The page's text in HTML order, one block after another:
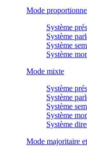
Mode
Système
Système
Système
Système
Mode mixte
Système
Système
Système
Système
Système
Mode majoritaire